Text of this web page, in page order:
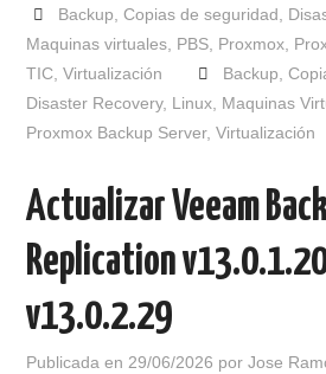
Backup Copias de seguridad
Maquinas virtuales PBS Proxmox
TIC ,Virtualización Backup
Disaster Recovery, Linux Maquinas
Proxmox Backup Server,Virtualización
Actualizar Veeam
Replication
v13.0.2.29
Publicada en 29/06/2026 porJose